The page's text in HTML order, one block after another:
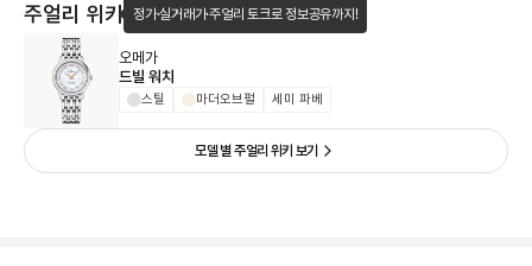
주얼리 위키 정가·실거래가·주얼리 토크로 정보공유까지!
오메가
드빌 워치
스틸 마더오브펄 세미 파베
모델 별 주얼리 위키 보기